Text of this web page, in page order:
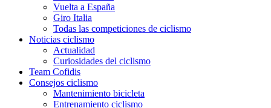
Vuelta a España
Giro Italia
Todas las competiciones de ciclismo
Noticias ciclismo
Actualidad
Curiosidades del ciclismo
Team Cofidis
Consejos ciclismo
Mantenimiento bicicleta
Entrenamiento ciclismo